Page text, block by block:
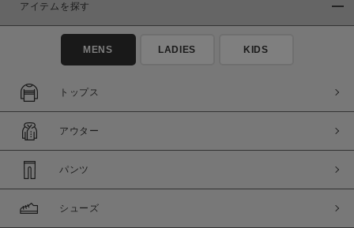
商品タイプ
通常商品
セール価格
在庫
在庫あり
アイテムを探す
MENS LADIES KIDS
トップス
アウター
パンツ
シューズ